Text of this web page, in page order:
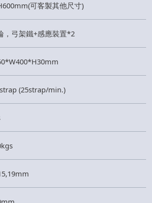
可客製其他尺寸)
，弓架鐵+感應裝置*2
(25strap/min.)